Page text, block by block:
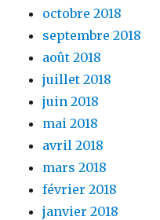
octobre 2018
septembre 2018
août 2018
juillet 2018
juin 2018
mai 2018
avril 2018
mars 2018
février 2018
janvier 2018